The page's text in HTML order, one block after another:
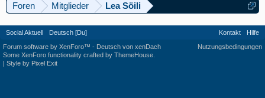
Foren Mitglieder Lea Söili
Social Aktuell Deutsch [Du] Kontakt
Hilfe
Nutzungsbedingungen
Forum software by XenForo™ - Deutsch von xenDach
Some XenForo functionality crafted by ThemeHouse
| Style by Pixel Exit